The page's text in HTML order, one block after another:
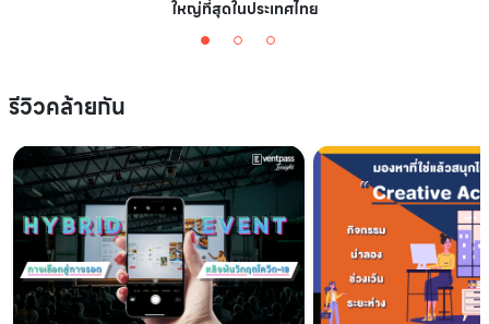
ใหญ่ที่สุดในประเทศไทย
รีวิวคล้ายกัน